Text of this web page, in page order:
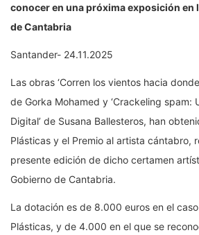
conocer en una próxima exposición en
de Cantabria
Santander- 24.11.2025
Las obras ‘Corren los vientos hacia
de Gorka Mohamed y ‘Crackeling spam:
Digital’ de Susana Ballesteros, han
Plásticas y el Premio al artista cántabro,
presente edición de dicho certamen
Gobierno de Cantabria.
La dotación es de 8.000 euros en el
Plásticas, y de 4.000 en el que se